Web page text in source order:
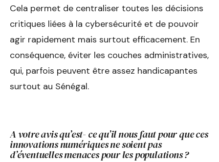
Cela permet de centraliser toutes les décisions
critiques liées à la cybersécurité et de pouvoir
agir rapidement mais surtout efficacement. En
conséquence, éviter les couches administratives,
qui, parfois peuvent être assez handicapantes
surtout au Sénégal.
A votre avis qu’est- ce qu’il nous faut pour que ces
innovations numériques ne soient pas
d’éventuelles menaces pour les populations ?